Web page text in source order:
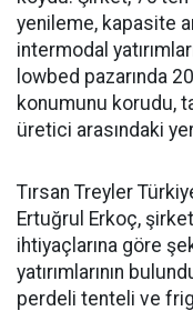
yenile­me, kapasite
intermodal
lowbed pazarında
konumunu korudu,
üretici arasındaki
Tırsan Treyler
Ertuğrul Er­koç,
ihtiyaçlarına göre
yatırımlarının
perdeli tenteli ve